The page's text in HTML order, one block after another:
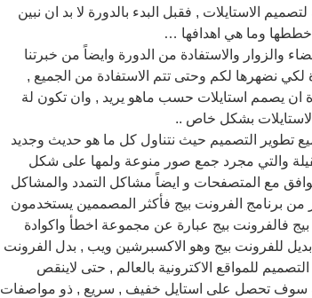
الاستايلات , فقبل البدء بالدورة لا بد ان نبين
خططها وما هي اهدافها …
والزوار والاستفادة من الدورة وايضاً من خبرتنا
نضهرها لكم وحتى تتم الاستفادة من الجميع ,
يصمم استايلات حسب ماهو يريد , وان تكون لة
بشكل خاص ..
تطوير التصميم حيث نتناول كل ما هو حديث وجديد
والتي مجرد جمع صور منوعة ولمها على شكل
مع المتصفحات و ايضاً مشاكل التمدد والمشاكل
من برنامج الفرونت بيج فأكثر المصممين يستخدمون
فالفرونت بيج عبارة عن مجموعة اخطأ واكوادة
بديل للفرونت بيج وهو الاكسبرشين ويب , بدل الفرونت
للمواقع الاكترونية بالعالم , حتى لاينقص
سوف تحصل على استايل خفيف , سريع , ذو مواصفات